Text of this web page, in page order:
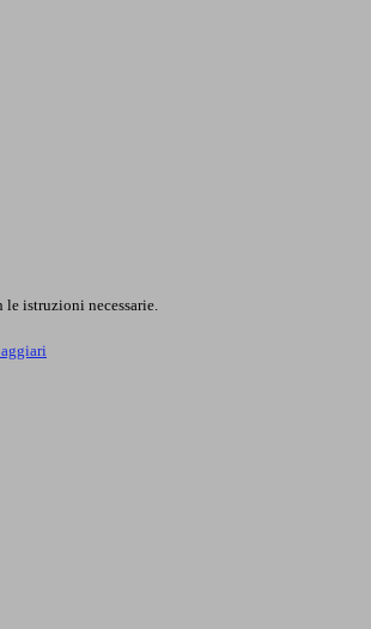
istruzioni necessarie.